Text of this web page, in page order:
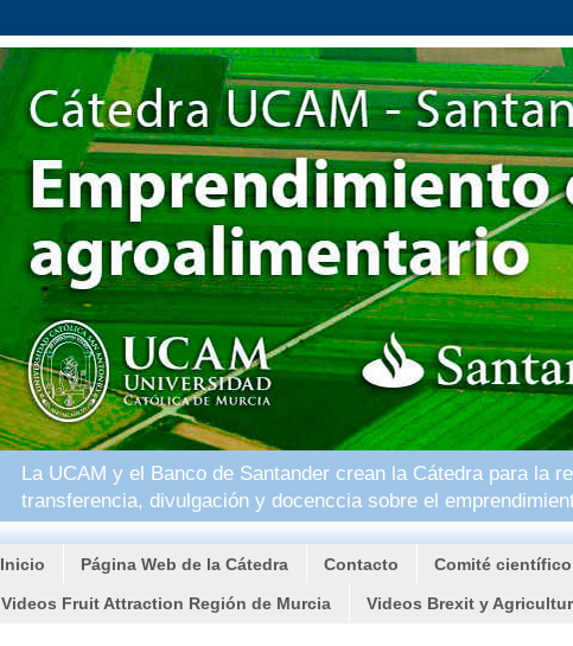
La UCAM y el Banco de Santander crean la Cátedra para la
transferencia, divulgación y docenccia sobre el
Inicio Página Web de la Cátedra Contacto Comité científico
Videos Fruit Attraction Región de Murcia Videos Brexit y